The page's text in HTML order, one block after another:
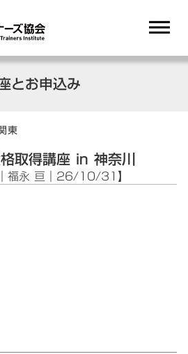
とお申込み
東
取得講座 in 神奈川
福永 亘｜26/10/31】
dehaze